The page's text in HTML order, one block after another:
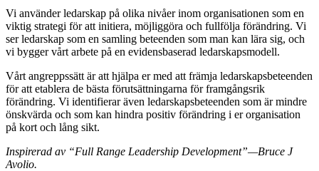
Vi använder ledarskap på olika nivåer inom organisationen som en
viktig strategi för att initiera, möjliggöra och fullfölja förändring. Vi
ser ledarskap som en samling beteenden som man kan lära sig, och
vi bygger vårt arbete på en evidensbaserad ledarskapsmodell.
Vårt angreppssätt är att hjälpa er med att främja ledarskapsbeteenden
för att etablera de bästa förutsättningarna för framgångsrik
förändring. Vi identifierar även ledarskapsbeteenden som är mindre
önskvärda och som kan hindra positiv förändring i er organisation
på kort och lång sikt.
Inspirerad av “Full Range Leadership Development”—Bruce J
Avolio.